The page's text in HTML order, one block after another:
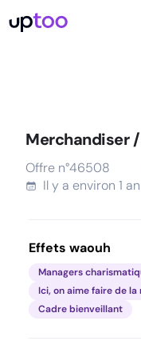
Merchandiser
Offre n°46508
Il y a environ 1 an
Effets waouh
Managers
Ici, on aime faire de
Cadre bienveillant